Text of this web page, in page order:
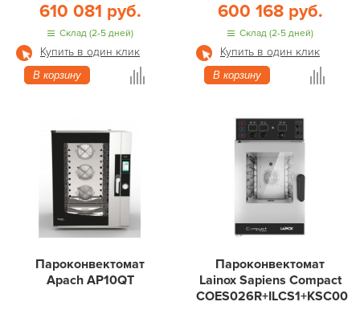
610 081 руб.
Склад (2-5 дней)
Купить в один клик
В корзину
600 168 руб.
Склад (2-5 дней)
Купить в один клик
В корзину
Пароконвектомат
Apach AP10QT
Пароконвектомат
Lainox Sapiens Compact